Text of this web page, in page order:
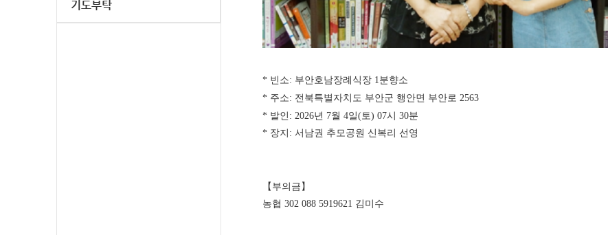
기도부탁
* 빈소: 부안호남장례식장 1분향소
* 주소: 전북특별자치도 부안군 행안면 부안로 2563
* 발인: 2026년 7월 4일(토) 07시 30분
* 장지: 서남권 추모공원 신복리 선영
【부의금】
농협 302 088 5919621 김미수